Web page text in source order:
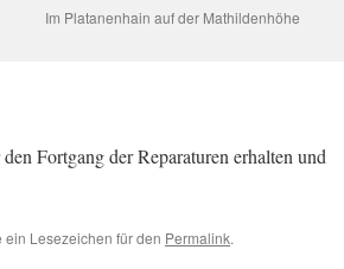
Im Platanenhain auf der Mathildenhöhe
Fortgang der Reparaturen erhalten und
ein Lesezeichen für den Permalink.